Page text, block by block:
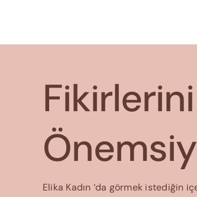
Fikirlerini
Elika Kadın ‘da görmek istediğin